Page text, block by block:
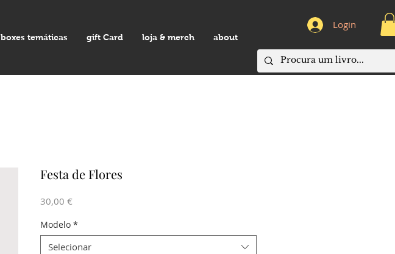
boxes temáticas gift Card loja & merch about
Login
Festa de Flores
30,00 €
Modelo *
Selecionar